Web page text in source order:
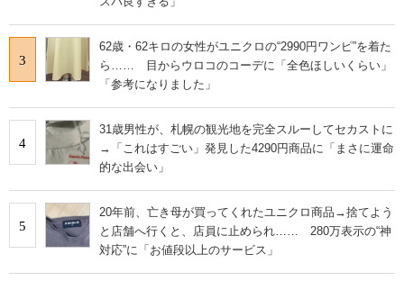
3
62歳・62キロの女性がユニクロの“2990円ワンピ”を着た
ら…… 目からウロコのコーデに「全色ほしいくらい」
「参考になりました」
4
31歳男性が、札幌の観光地を完全スルーしてセカストに
→「これはすごい」発見した4290円商品に「まさに運命
的な出会い」
5
20年前、亡き母が買ってくれたユニクロ商品→捨てよう
と店舗へ行くと、店員に止められ…… 280万表示の“神
対応”に「お値段以上のサービス」